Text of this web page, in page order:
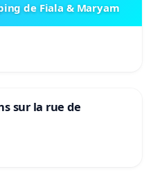
de Fiala & Maryam
sur la rue de